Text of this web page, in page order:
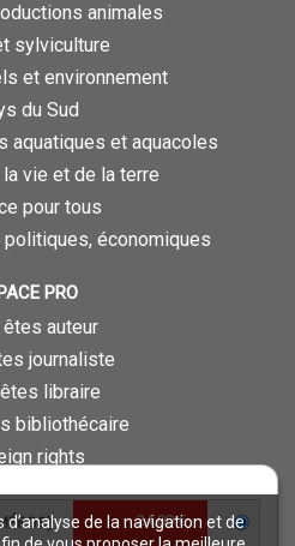
d’analyse de la navigation et de
24,00 €
animales
sylviculture
et environnement
du Sud
aquatiques et aquacoles
vie et de la terre
pour tous
économiques
PRO
auteur
journaliste
libraire
bibliothécaire
rights
d'évaluation
SITE